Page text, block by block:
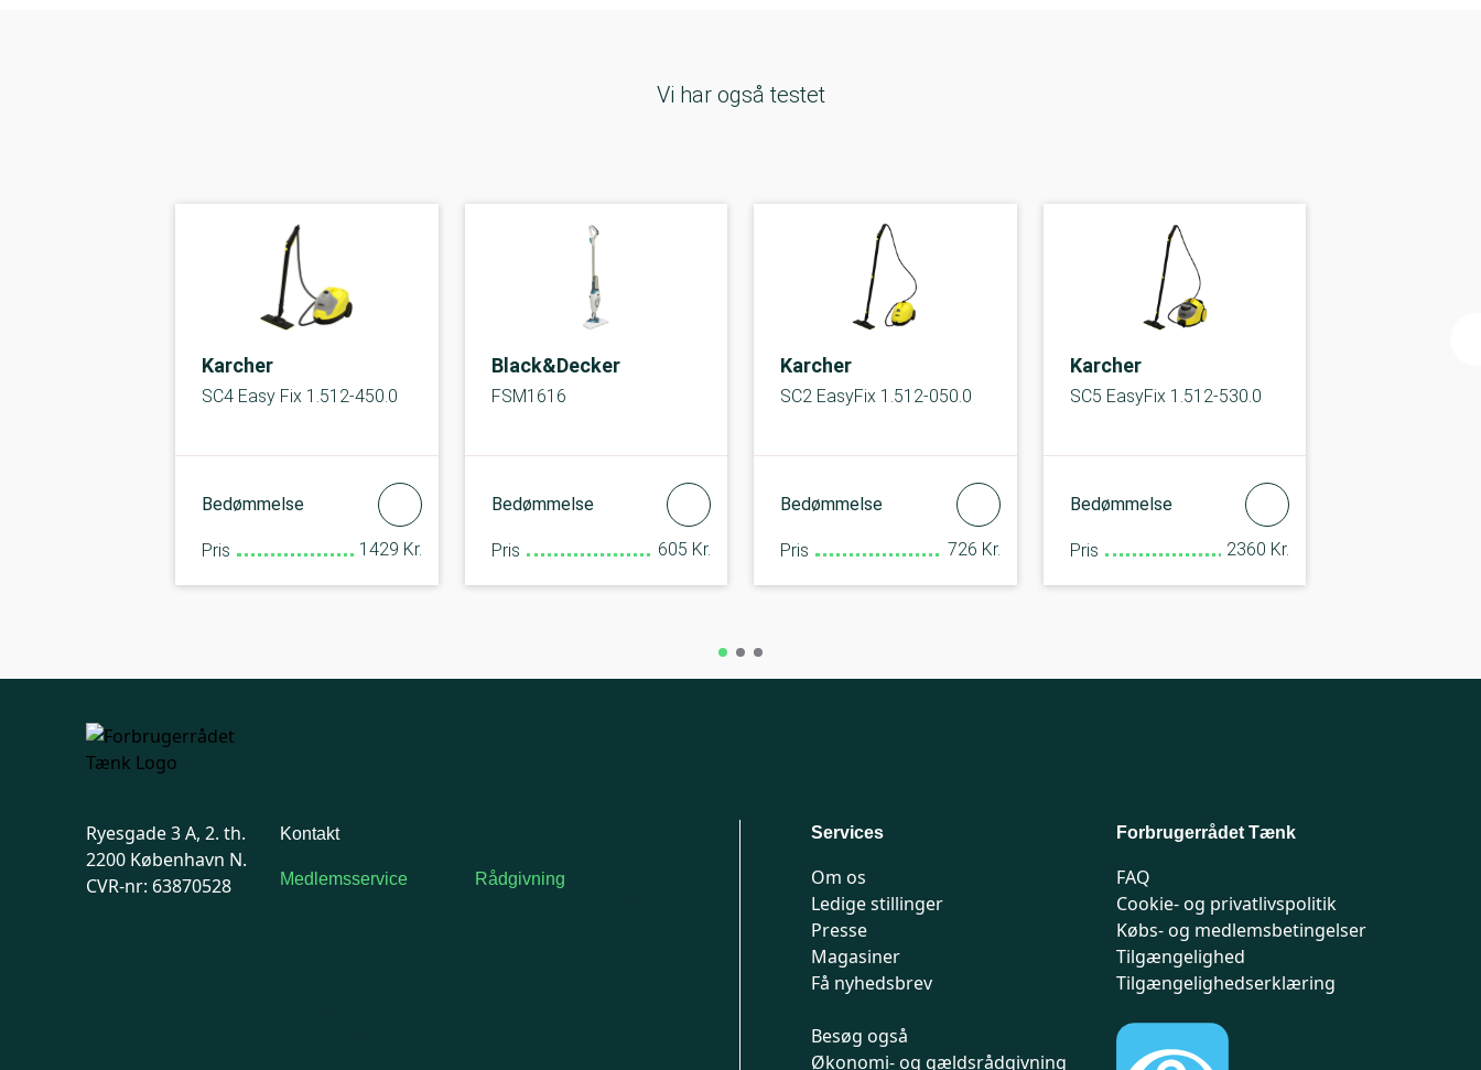
Vi har også testet
Karcher
SC4 Easy Fix 1.512-450.0
Bedømmelse
Pris 1429 Kr.
Black&Decker
FSM1616
Bedømmelse
Pris 605 Kr.
Karcher
SC2 EasyFix 1.512-050.0
Bedømmelse
Pris 726 Kr.
Karcher
SC5 EasyFix 1.512-530.0
Bedømmelse
Pris 2360 Kr.
Ryesgade 3 A, 2. th.
2200 København N.
CVR-nr: 63870528
Kontakt
Medlemsservice Rådgivning
Services
Om os
Ledige stillinger
Presse
Magasiner
Få nyhedsbrev
Besøg også
Økonomi- og gældsrådgivning
Forbrugerrådet Tænk
FAQ
Cookie- og privatlivspolitik
Købs- og medlemsbetingelser
Tilgængelighed
Tilgængelighedserklæring